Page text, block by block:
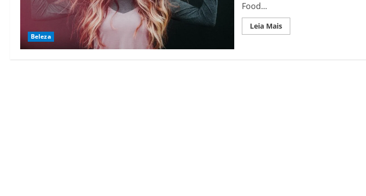
Beleza
Food...
Leia MaisRead
more